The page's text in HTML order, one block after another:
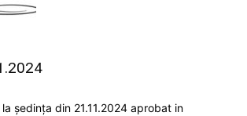
ședința din 21.11.2024 aprobat in